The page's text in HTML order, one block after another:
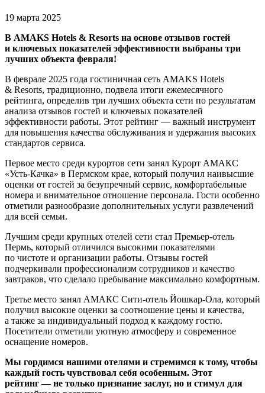
19 марта 2025
В AMAKS Hotels & Resorts на основе отзывов гостей
и ключевых показателей эффективности выбраны три
лучших объекта февраля!
В феврале 2025 года гостиничная сеть AMAKS Hotels
& Resorts, традиционно, подвела итоги ежемесячного
рейтинга, определив три лучших объекта сети по результатам
анализа отзывов гостей и ключевых показателей
эффективности работы. Этот рейтинг — важный инструмент
для повышения качества обслуживания и удержания высоких
стандартов сервиса.
Первое место среди курортов сети занял Курорт АМАКС
«Усть-Качка» в Пермском крае, который получил наивысшие
оценки от гостей за безупречный сервис, комфортабельные
номера и внимательное отношение персонала. Гости особенно
отметили разнообразие дополнительных услуги развлечений
для всей семьи.
Лучшим среди крупных отелей сети стал Премьер-отель
Пермь, который отличился высокими показателями
по чистоте и организации работы. Отзывы гостей
подчеркивали профессионализм сотрудников и качество
завтраков, что сделало пребывание максимально комфортным.
Третье место занял АМАКС Сити-отель Йошкар-Ола, который
получил высокие оценки за соотношение цены и качества,
а также за индивидуальный подход к каждому гостю.
Посетители отметили уютную атмосферу и современное
оснащение номеров.
Мы гордимся нашими отелями и стремимся к тому, чтобы
каждый гость чувствовал себя особенным. Этот
рейтинг — не только признание заслуг, но и стимул для